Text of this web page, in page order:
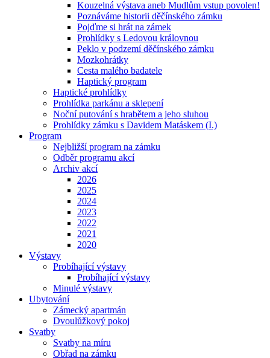
Kouzelná výstava aneb Mudlům vstup povolen!
Poznáváme historii děčínského zámku
Pojďme si hrát na zámek
Prohlídky s Ledovou královnou
Peklo v podzemí děčínského zámku
Mozkohrátky
Cesta malého badatele
Haptický program
Haptické prohlídky
Prohlídka parkánu a sklepení
Noční putování s hrabětem a jeho sluhou
Prohlídky zámku s Davidem Matáskem (I.)
Program
Nejbližší program na zámku
Odběr programu akcí
Archiv akcí
2026
2025
2024
2023
2022
2021
2020
Výstavy
Probíhající výstavy
Probíhající výstavy
Minulé výstavy
Ubytování
Zámecký apartmán
Dvoulůžkový pokoj
Svatby
Svatby na míru
Obřad na zámku